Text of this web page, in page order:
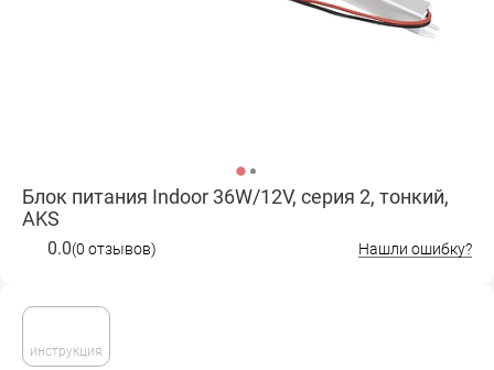
инструкция
Блок питания Indoor 36W/12V, серия 2, тонкий,
AKS
0.0(0 отзывов) Нашли ошибку?